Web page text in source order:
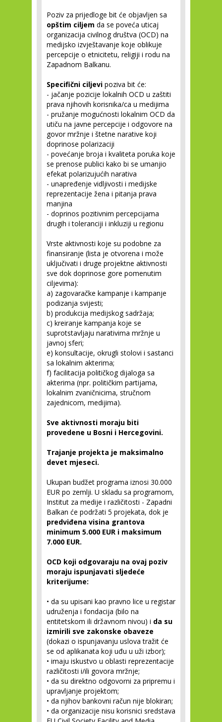
Poziv za prijedloge bit će objavljen sa
opštim ciljem da se poveća uticaj
organizacija civilnog društva (OCD) na
medijsko izvještavanje koje oblikuje
percepcije o etnicitetu, religiji i rodu na
Zapadnom Balkanu.
Specifični ciljevi poziva bit će:
- jačanje pozicije lokalnih OCD u zaštiti
prava njihovih korisnika/ca u medijima
- pružanje mogućnosti lokalnim OCD da
utiču na javne percepcije i odgovore na
govor mržnje i štetne narative koji
doprinose polarizaciji
- povećanje broja i kvaliteta poruka koje
se prenose publici kako bi se umanjio
efekat polarizujućih narativa
- unapređenje vidljivosti i medijske
reprezentacije žena i pitanja prava
manjina
- doprinos pozitivnim percepcijama
drugih i toleranciji i inkluziji u regionu
Vrste aktivnosti koje su podobne za
finansiranje (lista je otvorena i može
uključivati i druge projektne aktivnosti
sve dok doprinose gore pomenutim
ciljevima):
a) zagovaračke kampanje i kampanje
podizanja svijesti;
b) produkcija medijskog sadržaja;
c) kreiranje kampanja koje se
suprotstavljaju narativima mržnje u
javnoj sferi;
e) konsultacije, okrugli stolovi i sastanci
sa lokalnim akterima;
f) facilitacija političkog dijaloga sa
akterima (npr. političkim partijama,
lokalnim zvaničnicima, stručnom
zajednicom, medijima).
Sve aktivnosti moraju biti
provedene u Bosni i Hercegovini.
Trajanje projekta je maksimalno
devet mjeseci.
Ukupan budžet programa iznosi 30.000
EUR po zemlji. U skladu sa programom,
Institut za medije i različitosti - Zapadni
Balkan će podržati 5 projekata, dok je
predviđena visina grantova
minimum 5.000 EUR i maksimum
7.000 EUR.
OCD koji odgovaraju na ovaj poziv
moraju ispunjavati sljedeće
kriterijume:
• da su upisani kao pravno lice u registar
udruženja i fondacija (bilo na
entitetskom ili državnom nivou) i da su
izmirili sve zakonske obaveze
(dokazi o ispunjavanju uslova tražit će
se od aplikanata koji uđu u uži izbor);
• imaju iskustvo u oblasti reprezentacije
različitosti i/ili govora mržnje;
• da su direktno odgovorni za pripremu i
upravljanje projektom;
• da njihov bankovni račun nije blokiran;
• da organizacije nisu korisnici sredstava